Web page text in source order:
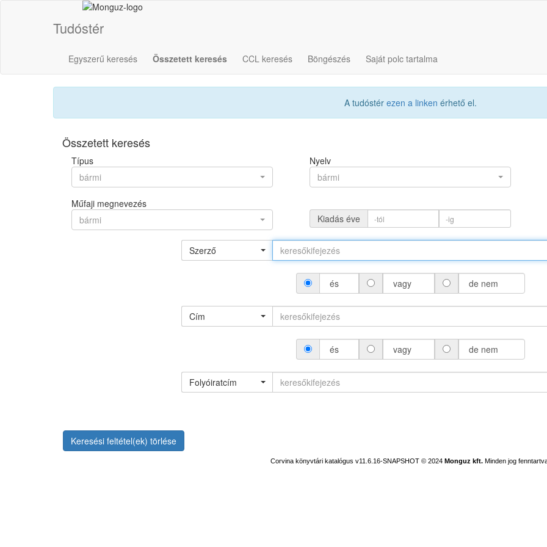
Tudóstér
Egyszerű keresés Összetett keresés CCL keresés Böngészés Saját polc tartalma
A tudóstér ezen a linken érhető el.
Összetett keresés
Típus
bármi
Nyelv
bármi
Műfaji megnevezés
bármi
Kiadás éve
Szerző
és vagy de nem
Cím
és vagy de nem
Folyóiratcím
Keresési feltétel(ek) törlése
Corvina könyvtári katalógus v11.6.16-SNAPSHOT © 2024 Monguz kft. Minden jog